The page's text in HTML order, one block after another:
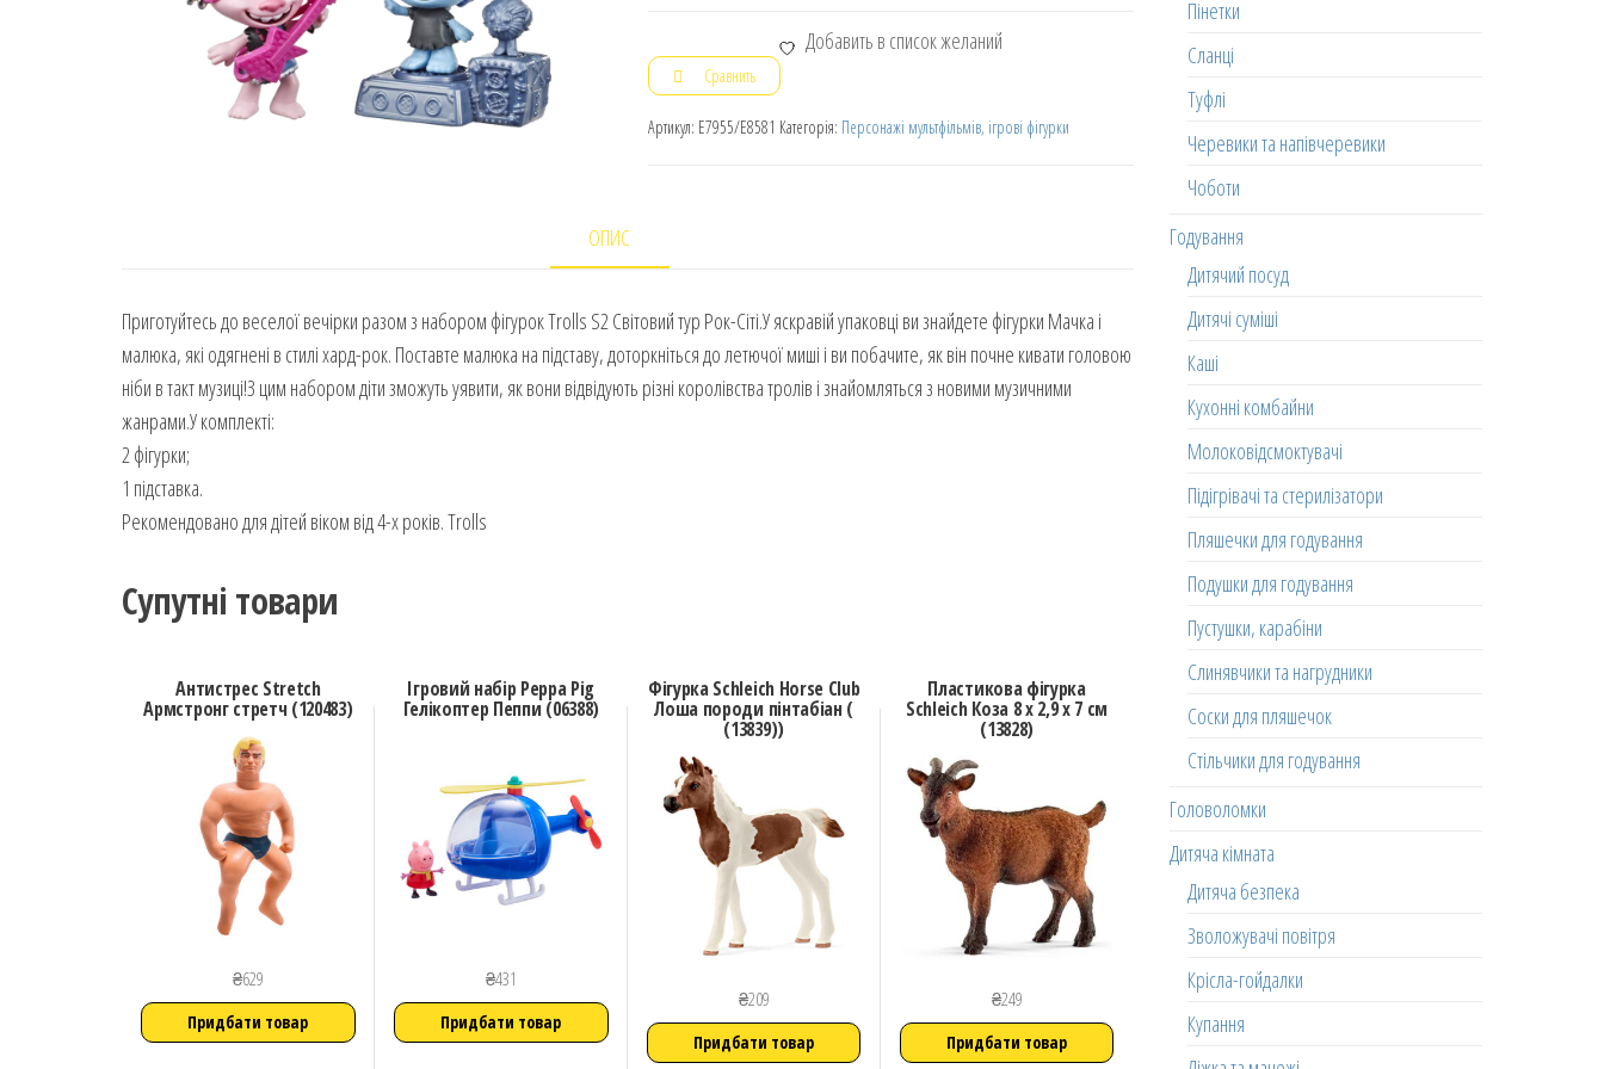
Добавить в список желаний
Сравнить
Артикул: E7955/E8581 Категорія: Персонажі мультфільмів, ігрові фігурки
ОПИС
Приготуйтесь до веселої вечірки разом з набором фігурок Trolls S2 Світовий тур Рок-Сіті.У яскравій упаковці ви знайдете фігурки Мачка і
малюка, які одягнені в стилі хард-рок. Поставте малюка на підставу, доторкніться до летючої миші і ви побачите, як він почне кивати головою
ніби в такт музиці!З цим набором діти зможуть уявити, як вони відвідують різні королівства тролів і знайомляться з новими музичними
жанрами.У комплекті:
2 фігурки;
1 підставка.
Рекомендовано для дітей віком від 4-х років. Trolls
Супутні товари
Антистрес Stretch
Армстронг стретч (120483)
₴629
Придбати товар
Ігровий набір Peppa Pig
Гелікоптер Пеппи (06388)
₴431
Придбати товар
Фігурка Schleich Horse Club
Лоша породи пінтабіан (
(13839))
₴209
Придбати товар
Пластикова фігурка
Schleich Коза 8 х 2,9 х 7 см
(13828)
₴249
Придбати товар
Пінетки
Сланці
Туфлі
Черевики та напівчеревики
Чоботи
Годування
Дитячий посуд
Дитячі суміші
Каші
Кухонні комбайни
Молоковідсмоктувачі
Підігрівачі та стерилізатори
Пляшечки для годування
Подушки для годування
Пустушки, карабіни
Слинявчики та нагрудники
Соски для пляшечок
Стільчики для годування
Головоломки
Дитяча кімната
Дитяча безпека
Зволожувачі повітря
Крісла-гойдалки
Купання